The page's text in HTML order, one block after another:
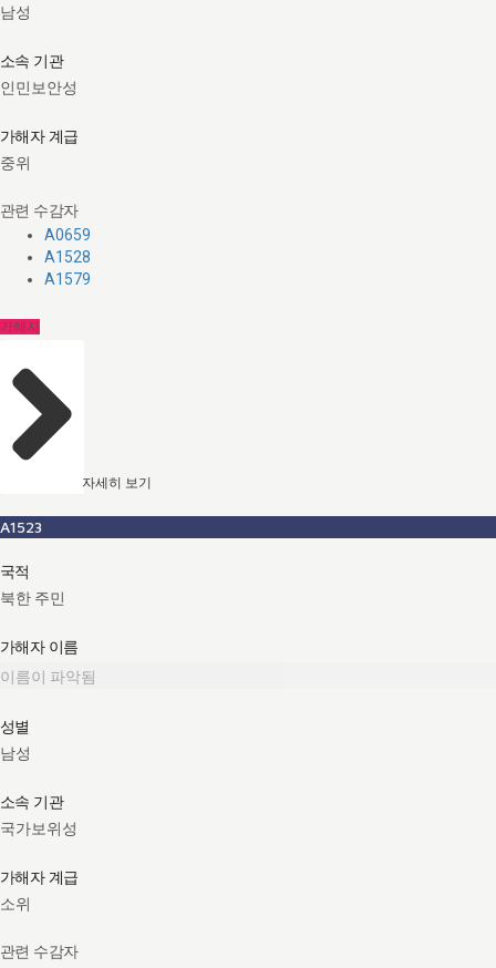
남성
소속 기관
인민보안성
가해자 계급
중위
관련 수감자
A0659
A1528
A1579
가해자
자세히 보기
A1523
국적
북한 주민
가해자 이름
이름이 파악됨
성별
남성
소속 기관
국가보위성
가해자 계급
소위
관련 수감자